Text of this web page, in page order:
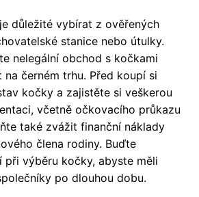
důležité vybírat z ověřených
stanice nebo útulky.
nelegální obchod s kočkami
černém trhu. Před koupí si
kočky a zajistěte si veškerou
včetně očkovacího průkazu
také zvážit finanční náklady
člena rodiny. Buďte
při výběru kočky, abyste měli
po dlouhou dobu.